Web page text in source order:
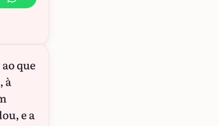
que
à
e a